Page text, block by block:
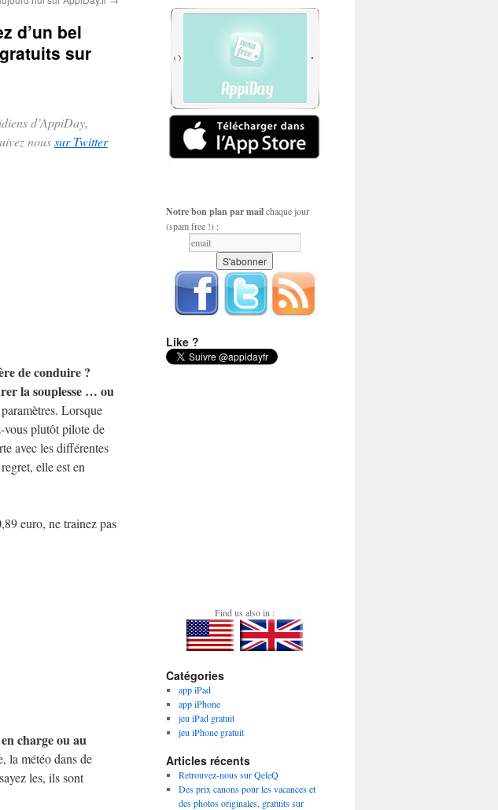
d’un bel
sur
d’AppiDay,
noussur Twitter
de conduire ?
la souplesse … ou
Lorsque
vous plutôt pilote de
avec les différentes
elle est en
euro, ne trainez pas
charge ou au
la météo dans de
les, ils sont
Notre bon plan par mailchaque jour
(spam free !) :
Like ?
Find us also in :
Catégories
app iPad
app iPhone
jeu iPad gratuit
jeu iPhone gratuit
Articles récents
Retrouvez-nous sur QeleQ
Des prix canons pour les vacances et
des photos originales, gratuits sur